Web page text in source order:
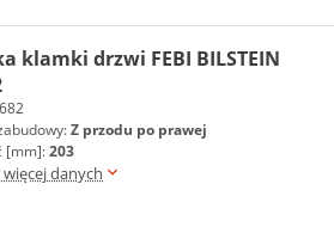
klamki drzwi FEBI BILSTEIN
Z przodu po prawej
[mm]:203
więcej danych